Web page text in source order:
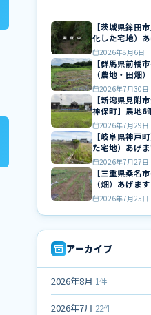
【茨城県鉾田
化した宅地）
す！0円物件！
2026年8月6日
【群馬県前橋
（農地・田畑
す！0円物件！
2026年7月30日
【新潟県見附
神保町】農地6
件！無料！
2026年7月29日
【岐阜県神戸
た宅地）あげ
円物件！無料！
2026年7月27日
【三重県桑名
（畑）あげま
物件！無料！
2026年7月25日
アーカイブ
2026年8月 1件
2026年7月 22件